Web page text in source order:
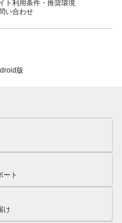
ト利用条件・推奨環境
い合わせ
版
ート
け